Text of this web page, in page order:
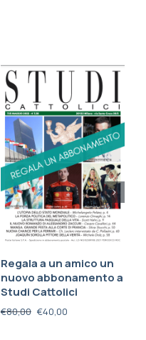
Regala a un amico un
nuovo abbonamento a
Studi Cattolici
€80,00 €40,00